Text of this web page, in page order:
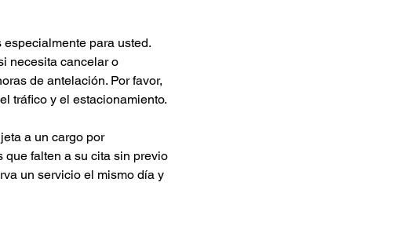
para usted.
necesita cancelar o
de antelación. Por favor,
tráfico y el estacionamiento.
a un cargo por
falten a su cita sin previo
un servicio el mismo día y